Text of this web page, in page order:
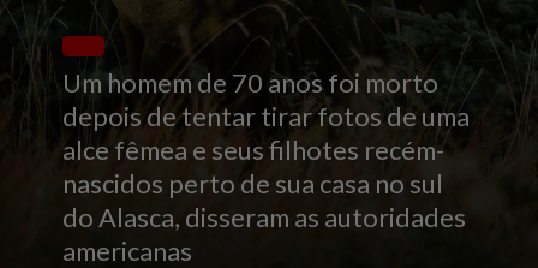
Um homem de 70 anos foi morto
depois de tentar tirar fotos de uma
alce fêmea e seus filhotes recém-
nascidos perto de sua casa no sul
do Alasca, disseram as autoridades
americanas